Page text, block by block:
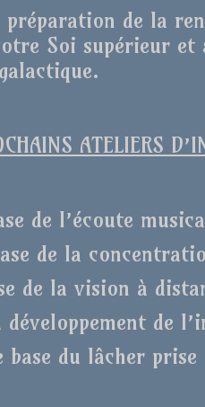
de la
Soi supérieur
galactique.
ATELIERS
de l’écoute
de la
de la vision à
développement de
base du lâcher prise